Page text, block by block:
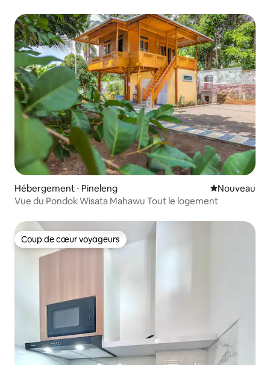
Hébergement ⋅ Pineleng Nouvel
Nouveau
Vue du Pondok Wisata Mahawu Tout le logement
Coup de cœur voyageurs
Coup de cœur voyageurs